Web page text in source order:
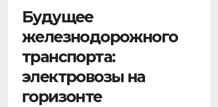
Будущее
железнодорожного
транспорта:
электровозы на
горизонте